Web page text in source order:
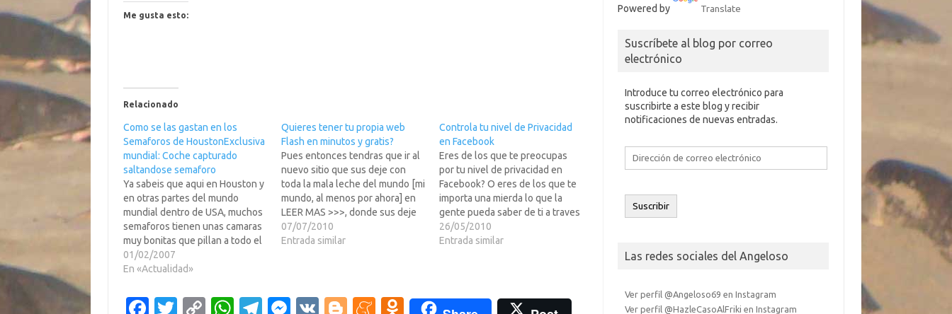
Me gusta esto:
Relacionado
Como se las gastan en los
Semaforos de HoustonExclusiva
mundial: Coche capturado
saltandose semaforo
Ya sabeis que aqui en Houston y
en otras partes del mundo
mundial dentro de USA, muchos
semaforos tienen unas camaras
muy bonitas que pillan a todo el
que se salta el semaforo. Pues
bien aqui han llegado mas lejos,
foto a…
01/02/2007
En «Actualidad»
Quieres tener tu propia web
Flash en minutos y gratis?
Pues entonces tendras que ir al
nuevo sitio que sus deje con
toda la mala leche del mundo [mi
mundo, al menos por ahora] en
LEER MAS >>>, donde sus deje
un sitio que te permite crear tu
web en Falsh en un rato,
07/07/2010
Entrada similar
Controla tu nivel de Privacidad
en Facebook
Eres de los que te preocupas
por tu nivel de privacidad en
Facebook? O eres de los que te
importa una mierda lo que la
gente pueda saber de ti a traves
de esta red social?Pues sea un
caso u otra, en LEER MAS >>>
26/05/2010
Entrada similar
Fa T
C
W
T
M
V
Bl
M O
Powered by Translate
Suscríbete al blog por correo
electrónico
Introduce tu correo electrónico para
suscribirte a este blog y recibir
notificaciones de nuevas entradas.
Dirección
electrónico
Suscribir
Las redes sociales del Angeloso
Ver perfil @Angeloso69 en Instagram
Ver perfil @HazleCasoAlFriki en Instagram